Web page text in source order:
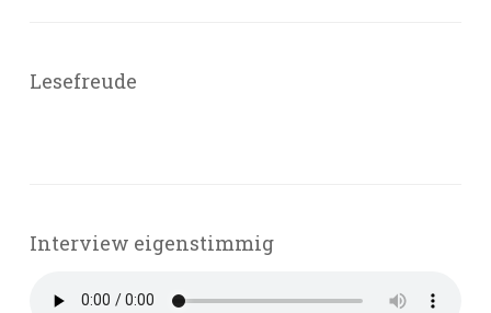
Lesefreude
Interview eigenstimmig